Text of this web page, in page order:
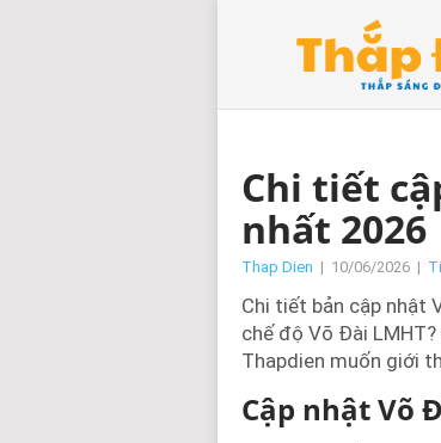
Chi tiết
nhất 2026
Thap Dien | 10/06/2026 |
Chi tiết bản cập nhật
chế độ Võ Đài
Thapdien muốn giới
Cập nhật Võ